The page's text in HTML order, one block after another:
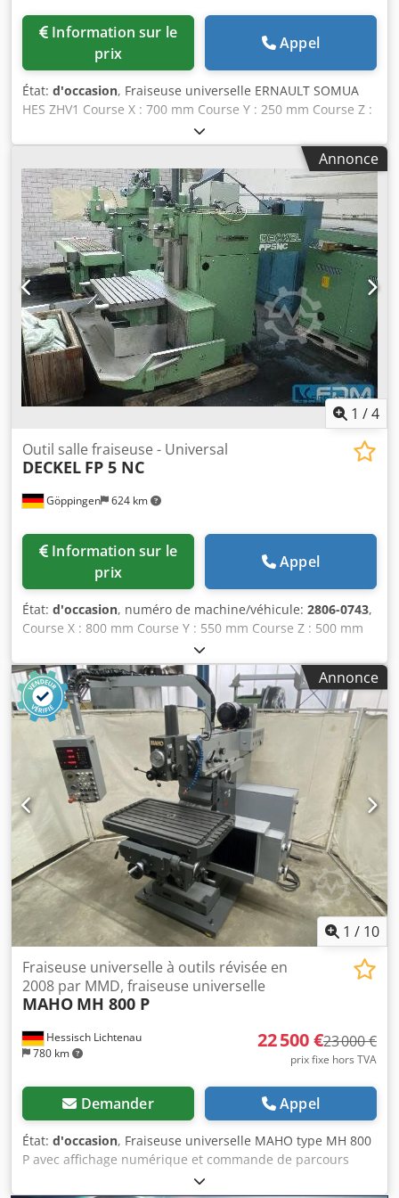
prix
Appel
État: d'occasion, Fraiseuse universelle ERNAULT SOMUA
HES ZHV1 Course X : 700 mm Course Y : 250 mm Course Z :
350 mm Vitesse de rotation : de 40 à 2000 t/min. Surface
table : Longueur 1200 mm x largeur 300 mm Tête
inclinable horizontalement + verticalement Visu 3 axes EAE
Tête universelle Rapides 3 axes Tension : 380 V Largeur :
2000 mm Profondeur : 1800 mm Hauteur totale en position
haute : 1600 mm Poids : env. 1,5 T Crsdjzmyp Nspfx Aiyjf
Annonce
1 /4
Göppingen 624 km
Outil salle fraiseuse - Universal
DECKEL FP 5 NC
prix
Appel
État: d'occasion, numéro de machine/véhicule: 2806-0743,
Course X : 800 mm Course Y : 550 mm Course Z : 500 mm
Cjdscxxngjpfx Aiyjrf Surface de fixation de la table : (L x l)
1000 x 550 mm Vitesses de broche – réglables en continu :
0 – 5000 tr/min Vitesse d’avance, programmable
directement : 2 – 6000 mm/min Vitesse de déplacement
rapide : 6,0 m/min Course de la broche : 80 mm Interface
pour outil : SK40 Puissance totale requise : 12 kW Poids de
la machine (environ) : 3,9 t Encombrement (environ) : (L x l
x H) 2200 x 2800 x 2400 mm
Annonce
1 / 10
Hessisch Lichtenau
780 km
Fraiseuse universelle à outils révisée en
2008 par MMD, fraiseuse universelle
MAHO MH 800 P
22 500 €23 000 €
prix fixe hors TVA
Demander Appel
État: d'occasion, Fraiseuse universelle MAHO type MH 800
P avec affichage numérique et commande de parcours
HEIDENHAIN TNC 121 . 80983 Année de fabrication : 1982